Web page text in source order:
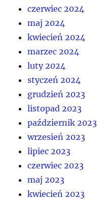
czerwiec 2024
maj 2024
kwiecień 2024
marzec 2024
luty 2024
styczeń 2024
grudzień 2023
listopad 2023
październik 2023
wrzesień 2023
lipiec 2023
czerwiec 2023
maj 2023
kwiecień 2023